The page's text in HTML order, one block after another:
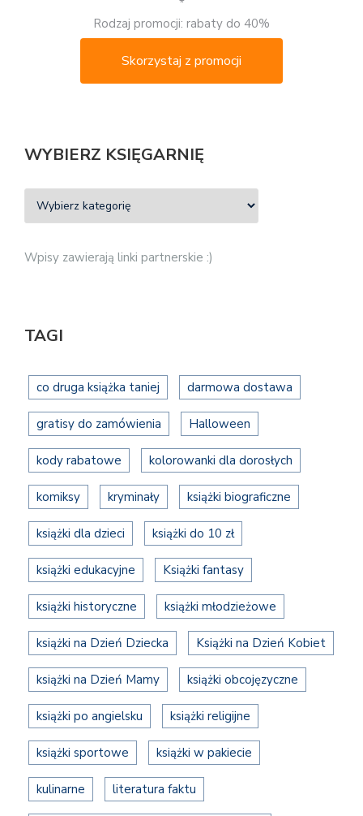
Rodzaj promocji: rabaty do 40%
Skorzystaj z promocji
WYBIERZ KSIĘGARNIĘ
Wpisy zawierają linki partnerskie :)
TAGI
co druga książka taniej darmowa dostawa
gratisy do zamówienia Halloween
kody rabatowe kolorowanki dla dorosłych
komiksy kryminały książki biograficzne
książki dla dzieci książki do 10 zł
książki edukacyjne Książki fantasy
książki historyczne książki młodzieżowe
książki na Dzień Dziecka Książki na Dzień Kobiet
książki na Dzień Mamy książki obcojęzyczne
książki po angielsku książki religijne
książki sportowe książki w pakiecie
kulinarne literatura faktu